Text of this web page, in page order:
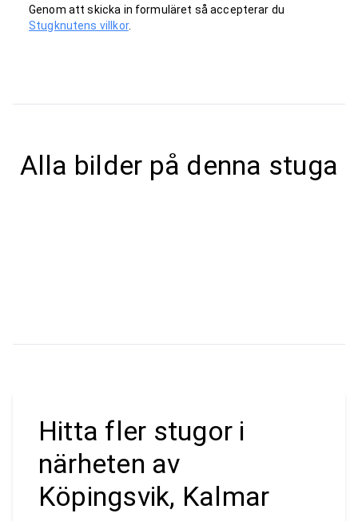
Genom att skicka in formuläret så accepterar du
Stugknutens villkor.
Alla bilder på denna stuga
Hitta fler stugor i
närheten av
Köpingsvik, Kalmar